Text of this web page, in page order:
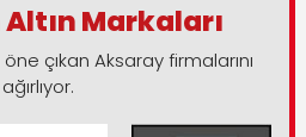
Altın Markaları
çıkan Aksaray firmalarını
ağırlıyor.